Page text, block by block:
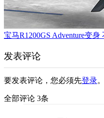
宝马R1200GS Adventure变
发表评论
要发表评论，您必须先登录。
全部评论 3条